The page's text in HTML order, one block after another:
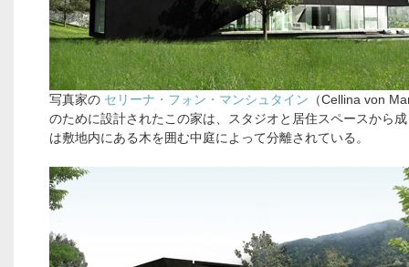
写真家の セリーナ・フォン・マンシュタイン （Cellina von
のために設計されたこの家は、スタジオと居住スペースから
は敷地内にある木を囲む中庭によって分離されている。